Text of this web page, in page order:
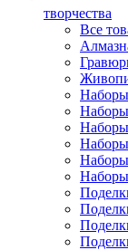
творчества
Все
Наборы
Наборы